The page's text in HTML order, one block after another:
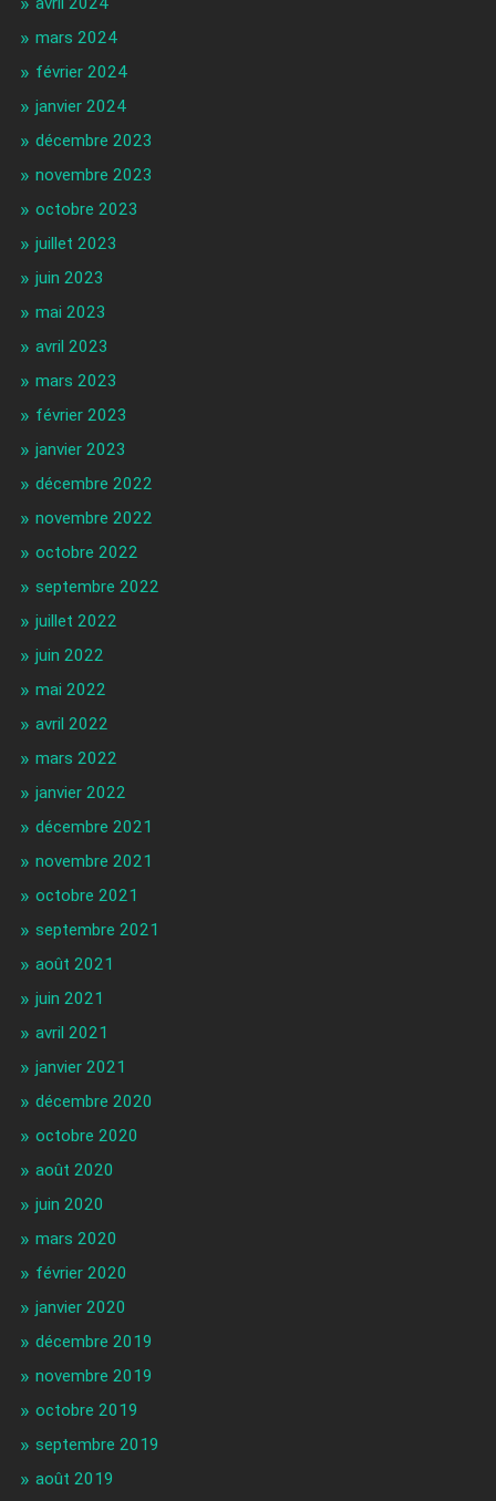
mars 2024
février 2024
janvier 2024
décembre 2023
novembre 2023
octobre 2023
juillet 2023
juin 2023
mai 2023
avril 2023
mars 2023
février 2023
janvier 2023
décembre 2022
novembre 2022
octobre 2022
septembre 2022
juillet 2022
juin 2022
mai 2022
avril 2022
mars 2022
janvier 2022
décembre 2021
novembre 2021
octobre 2021
septembre 2021
août 2021
juin 2021
avril 2021
janvier 2021
décembre 2020
octobre 2020
août 2020
juin 2020
mars 2020
février 2020
janvier 2020
décembre 2019
novembre 2019
octobre 2019
septembre 2019
août 2019